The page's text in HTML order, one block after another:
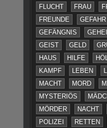
FLUCHT
FRAU
FREUNDE
GEFAHR
GEFÄNGNIS
GEIST
GELD
HAUS
HILFE
KAMPF
LEBEN
MACHT
MORD
MYSTERIÖS
MÖRDER
NACHT
POLIZEI
RETTEN